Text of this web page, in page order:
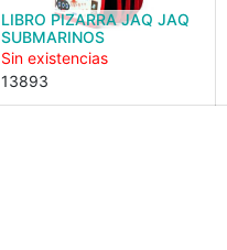
LIBRO PIZARRA JAQ JAQ
SUBMARINOS
Sin existencias
13893